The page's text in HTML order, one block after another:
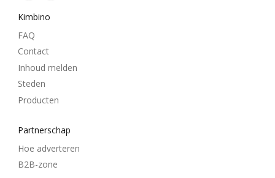
Kimbino
FAQ
Contact
Inhoud melden
Steden
Producten
Partnerschap
Hoe adverteren
B2B-zone